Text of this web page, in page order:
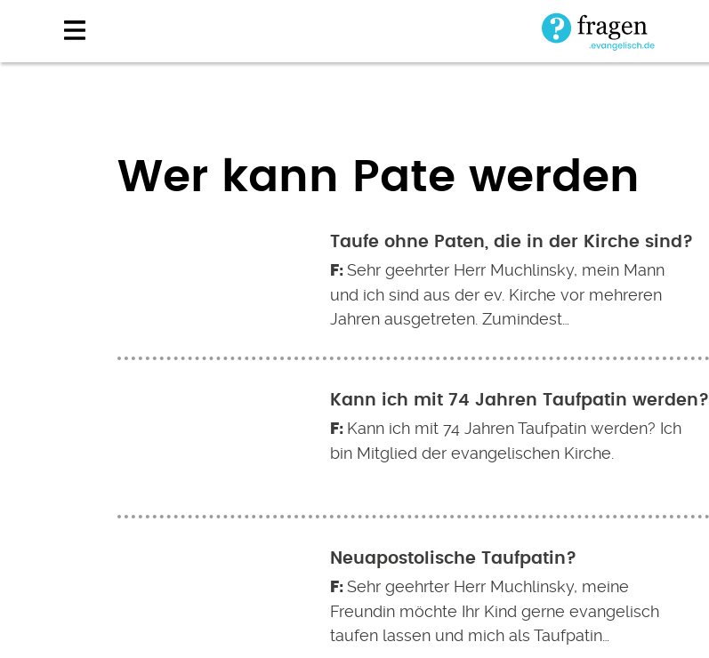
Wer kann Pate werden
Taufe ohne Paten, die in der Kirche sind?
Sehr geehrter Herr Muchlinsky, mein Mann
und ich sind aus der ev. Kirche vor mehreren
Jahren ausgetreten. Zumindest…
Kann ich mit 74 Jahren Taufpatin werden?
Kann ich mit 74 Jahren Taufpatin werden? Ich
bin Mitglied der evangelischen Kirche.
Neuapostolische Taufpatin?
Sehr geehrter Herr Muchlinsky, meine
Freundin möchte Ihr Kind gerne evangelisch
taufen lassen und mich als Taufpatin…